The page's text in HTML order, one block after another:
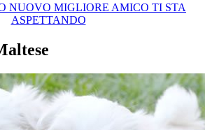
NUOVO MIGLIORE AMICO TI STA
ASPETTANDO